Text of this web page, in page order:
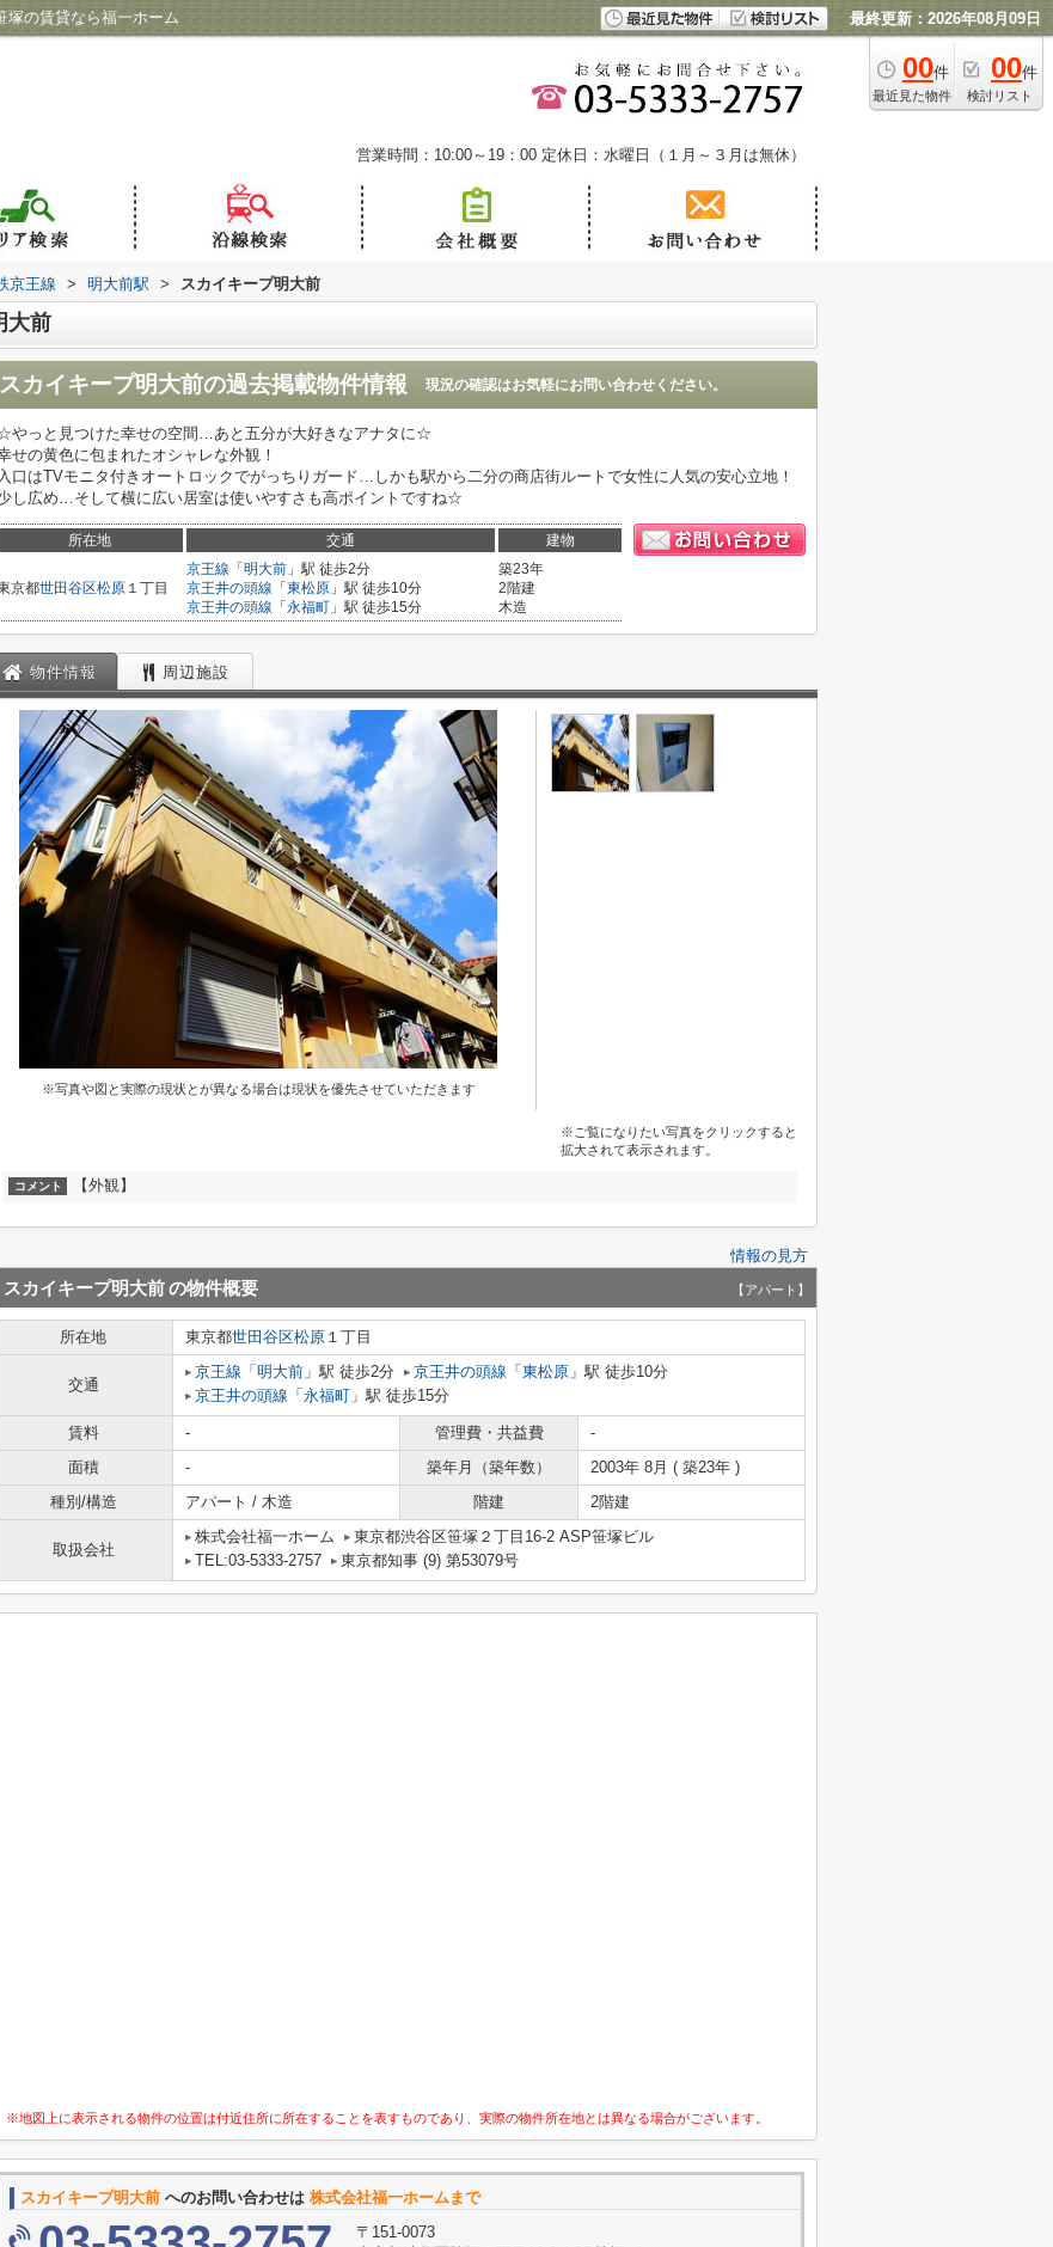
塚の賃貸なら福一ホーム 最終更新：2026年08月09日
00件
最近見た物件
00件
検討リスト
営業時間：10:00～19：00 定休日：水曜日（１月～３月は無休）
京王線 > 明大前駅 > スカイキープ明大前
大前
スカイキープ明大前の過去掲載物件情報 現況の確認はお気軽にお問い合わせください。
やっと見つけた幸せの空間…あと五分が大好きなアナタに☆
せの黄色に包まれたオシャレな外観！
入口はTVモニタ付きオートロックでがっちりガード…しかも駅から二分の商店街ルートで女性に人気の安心立地！
し広め…そして横に広い居室は使いやすさも高ポイントですね☆
所在地 交通 建物
京都世田谷区松原 １丁目
京王線 「 明大前 」駅 徒歩2分
京王井の頭線 「 東松原 」駅 徒歩10分
京王井の頭線 「 永福町 」駅 徒歩15分
築23年
2階建
木造
物件情報 周辺施設
※写真や図と実際の現状とが異なる場合は現状を優先させていただきます
※ご覧になりたい写真をクリックすると
拡大されて表示されます。
コメント 【外観】
情報の見方
スカイキープ明大前の物件概要 【アパート】
所在地 東京都世田谷区松原 １丁目
交通
京王線 「 明大前 」駅 徒歩2分 京王井の頭線 「 東松原 」駅 徒歩10分
京王井の頭線 「 永福町 」駅 徒歩15分
賃料 - 管理費・共益費
-
面積
- 築年月（築年数）
2003年 8月 ( 築23年 )
種別/構造
アパート / 木造 階建 2階建
取扱会社
株式会社福一ホーム
東京都渋谷区笹塚２丁目16-2 ASP笹塚ビル
TEL:03-5333-2757
東京都知事 (9) 第53079号
※地図上に表示される物件の位置は付近住所に所在することを表すものであり、実際の物件所在地とは異なる場合がございます。
スカイキープ明大前 へのお問い合わせは 株式会社福一ホームまで
〒151-0073